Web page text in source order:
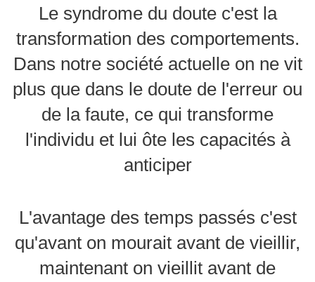
Le syndrome du doute c'est la
transformation des comportements.
Dans notre société actuelle on ne vit
plus que dans le doute de l'erreur ou
de la faute, ce qui transforme
l'individu et lui ôte les capacités à
anticiper
L'avantage des temps passés c'est
qu'avant on mourait avant de vieillir,
maintenant on vieillit avant de